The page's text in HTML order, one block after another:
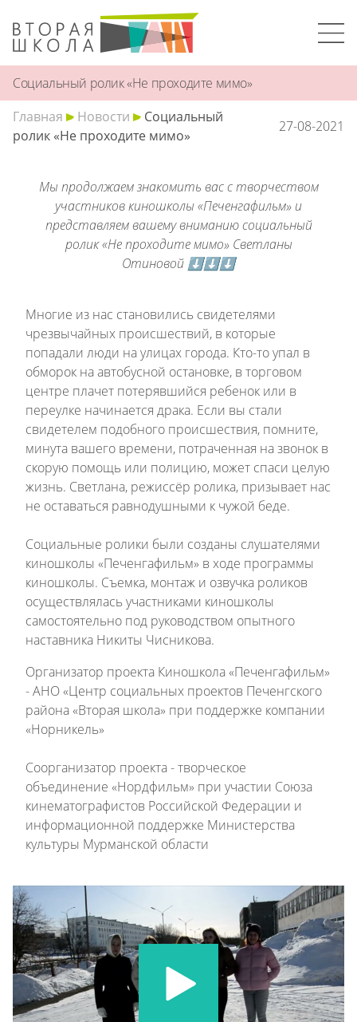
Социальный ролик «Не проходите мимо»
Главная
Новости
Социальный
ролик «Не проходите мимо»
27-08-2021
Мы продолжаем знакомить вас с творчеством
участников киношколы «Печенгафильм» и
представляем вашему вниманию социальный
ролик «Не проходите мимо» Светланы
Отиновой ⬇⬇⬇
Многие из нас становились свидетелями
чрезвычайных происшествий, в которые
попадали люди на улицах города. Кто-то упал в
обморок на автобусной остановке, в торговом
центре плачет потерявшийся ребенок или в
переулке начинается драка. Если вы стали
свидетелем подобного происшествия, помните,
минута вашего времени, потраченная на звонок в
скорую помощь или полицию, может спаси целую
жизнь. Светлана, режиссёр ролика, призывает нас
не оставаться равнодушными к чужой беде.
Социальные ролики были созданы слушателями
киношколы «Печенгафильм» в ходе программы
киношколы. Съемка, монтаж и озвучка роликов
осуществлялась участниками киношколы
самостоятельно под руководством опытного
наставника Никиты Чисникова.
Организатор проекта Киношкола «Печенгафильм»
- АНО «Центр социальных проектов Печенгского
района «Вторая школа» при поддержке компании
«Норникель»
Соорганизатор проекта - творческое
объединение «Нордфильм» при участии Союза
кинематографистов Российской Федерации и
информационной поддержке Министерства
культуры Мурманской области